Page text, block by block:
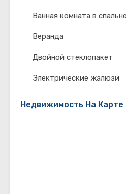
Ванная комната в спальне
Веранда
Двойной стеклопакет
Электрические жалюзи
Недвижимость На Карте